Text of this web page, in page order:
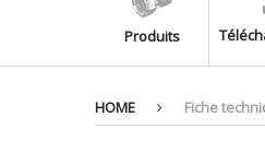
Produits
HOME Fiche